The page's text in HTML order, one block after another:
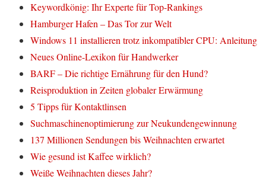
Keywordkönig: Ihr Experte für Top-Rankings
Hamburger Hafen – Das Tor zur Welt
Windows 11 installieren trotz inkompatibler CPU: Anleitung
Neues Online-Lexikon für Handwerker
BARF – Die richtige Ernährung für den Hund?
Reisproduktion in Zeiten globaler Erwärmung
5 Tipps für Kontaktlinsen
Suchmaschinenoptimierung zur Neukundengewinnung
137 Millionen Sendungen bis Weihnachten erwartet
Wie gesund ist Kaffee wirklich?
Weiße Weihnachten dieses Jahr?